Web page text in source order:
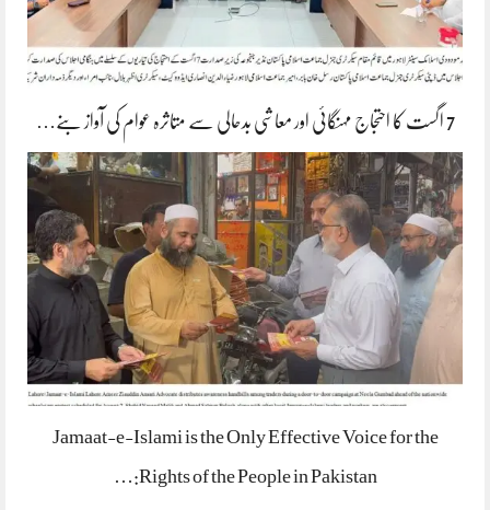
7 اگست کا احتجاج مہنگائی اور معاشی بدحالی سے متاثرہ عوام کی آواز بنے…
Jamaat-e-Islami is the Only Effective Voice for the
Rights of the People in Pakistan:…